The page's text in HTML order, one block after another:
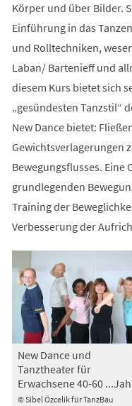
Körper und über Bilder.
Einführung in das
und Rolltechniken,
Laban/ Bartenieff und
diesem Kurs bietet sich
„gesündesten Tanzstil“
New Dance bietet:
Gewichtsverlagerungen
Bewegungsflusses.
grundlegenden
Training der
Verbesserung der
© Sibel Özcelik für TanzBau
New Dance und
Tanztheater für
Erwachsene 40-60